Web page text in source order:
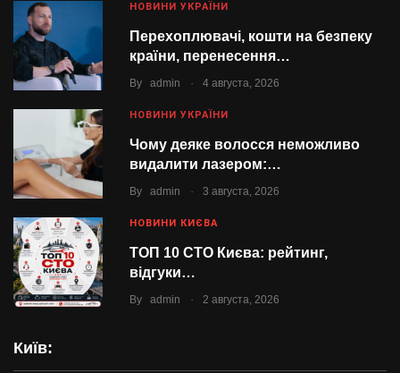
НОВИНИ УКРАЇНИ
Перехоплювачі, кошти на безпеку
країни, перенесення…
By admin . 4 августа, 2026
НОВИНИ УКРАЇНИ
Чому деяке волосся неможливо
видалити лазером:…
By admin . 3 августа, 2026
НОВИНИ КИЄВА
ТОП 10 СТО Києва: рейтинг,
відгуки…
By admin . 2 августа, 2026
Київ: